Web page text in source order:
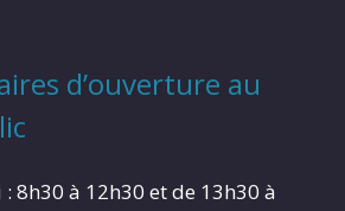
d’ouverture au
8h30 à 12h30 et de 13h30 à